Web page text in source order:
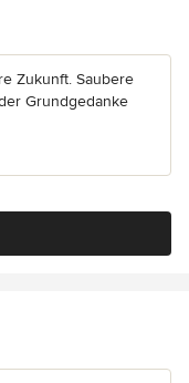
Zukunft. Saubere
Grundgedanke